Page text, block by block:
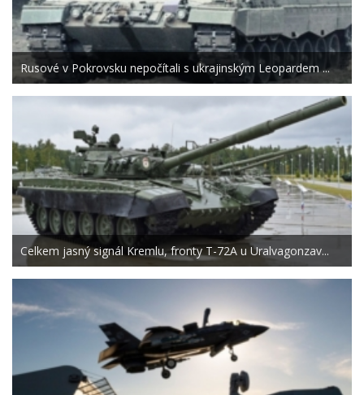
Rusové v Pokrovsku nepočítali s ukrajinským Leopardem ...
Celkem jasný signál Kremlu, fronty T-72A u Uralvagonzav...